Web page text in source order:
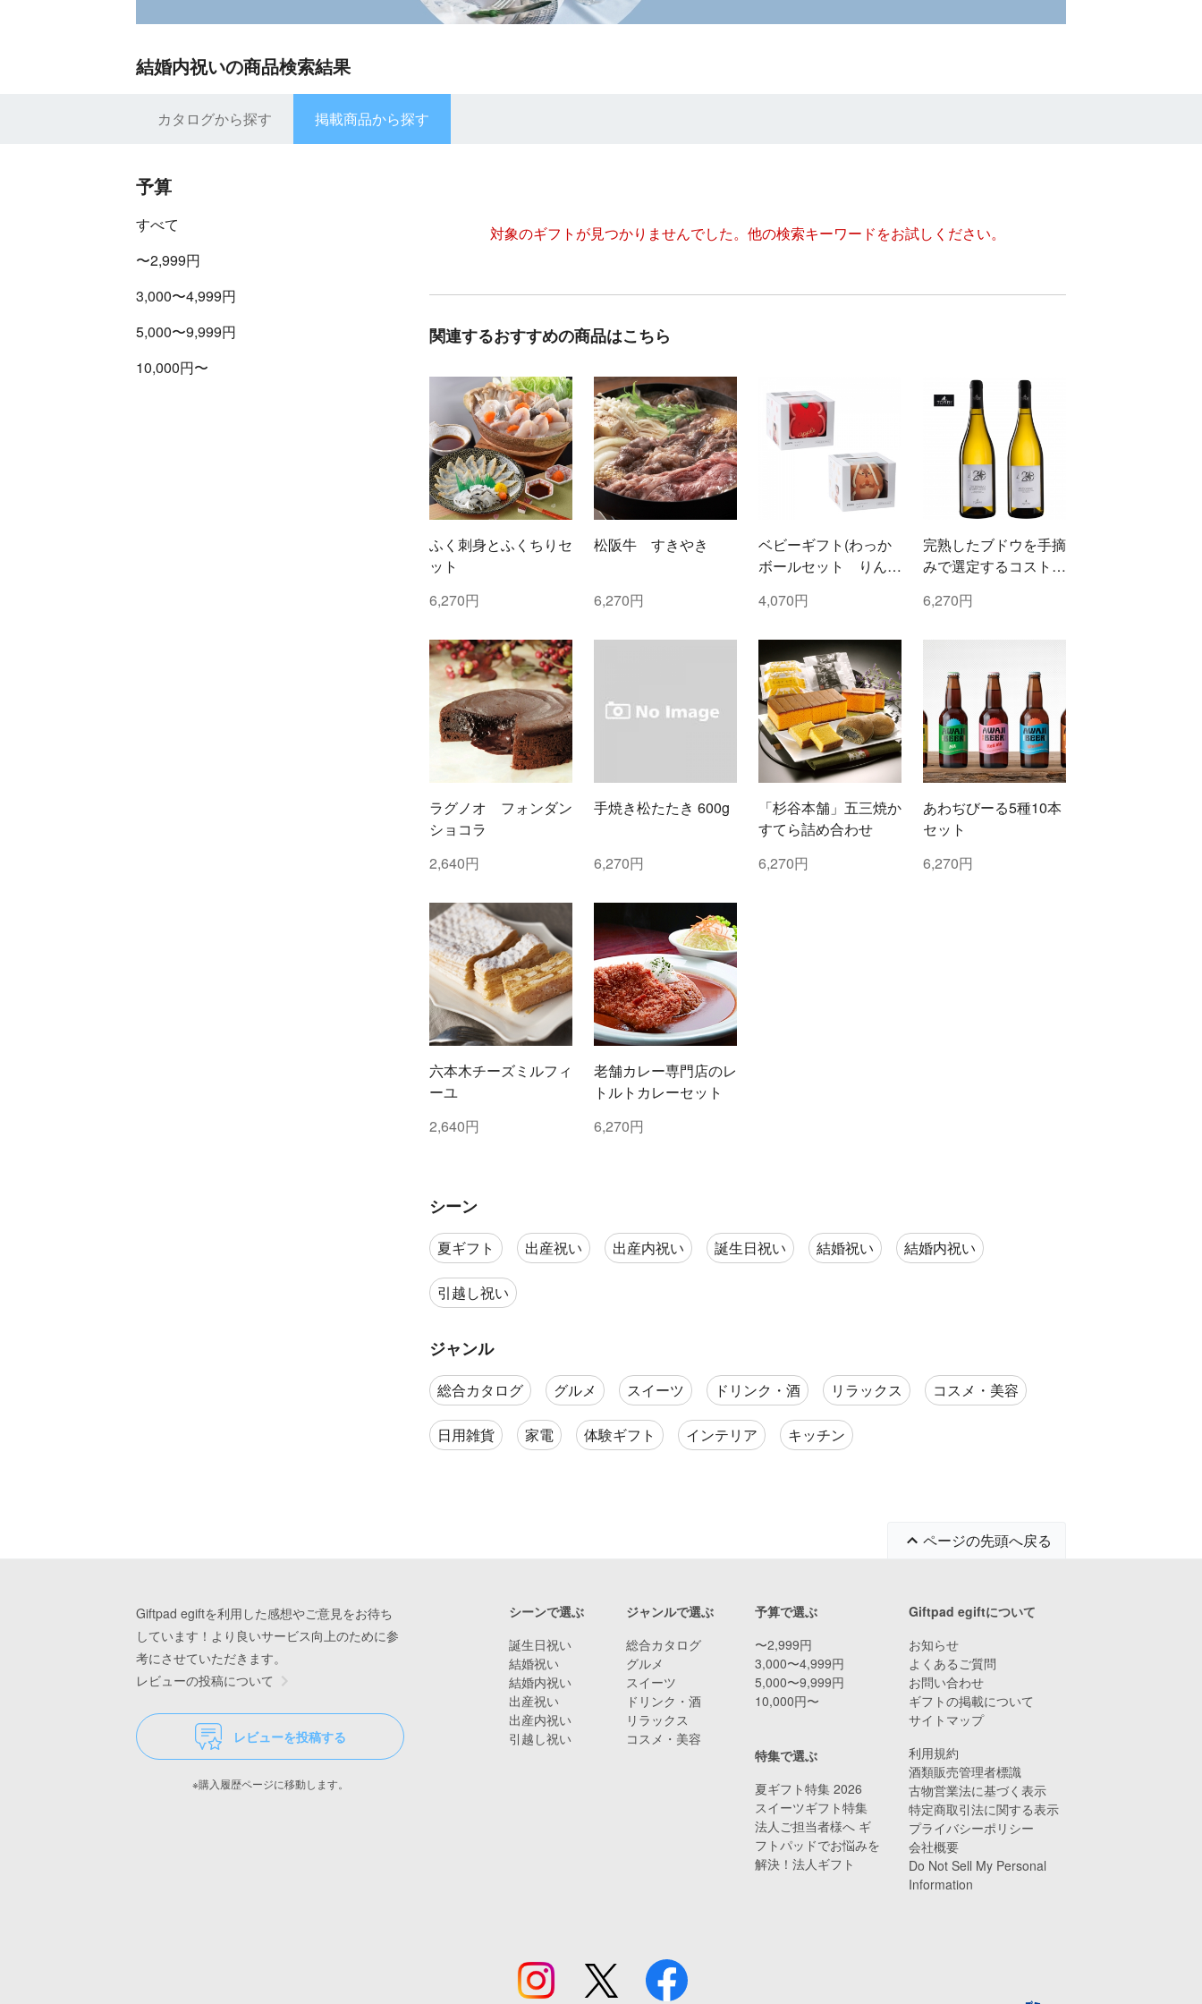
結婚内祝いの商品検索結果
カタログから探す 掲載商品から探す
予算
すべて
〜2,999円
3,000〜4,999円
5,000〜9,999円
10,000円〜
対象のギフトが見つかりませんでした。 他の検索キーワードをお試しください。
関連するおすすめの商品はこちら
ふく刺身とふくちりセ
ット
6,270円
松阪牛 すきやき
6,270円
ベビーギフト(わっか
ボールセット りん
4,070円
完熟したブドウを手摘
みで選定するコストと
2本セット！ トッリ
コッリ・アプルティー
ニ 420 ぺコリーノ
6,270円
ラグノオ フォンダン
ショコラ
2,640円
手焼き松たたき 600g
6,270円
「杉谷本舗」五三焼か
すてら詰め合わせ
6,270円
あわぢびーる5種10本
セット
6,270円
六本木チーズミルフィ
ーユ
2,640円
老舗カレー専門店のレ
トルトカレーセット
6,270円
シーン
夏ギフト 出産祝い 出産内祝い 誕生日祝い 結婚祝い 結婚内祝い
引越し祝い
ジャンル
総合カタログ グルメ スイーツ ドリンク・酒 リラックス コスメ・美容
日用雑貨 家電 体験ギフト インテリア キッチン
ページの先頭へ戻る
Giftpad egiftを利用した感想やご意見をお待ち
しています！より良いサービス向上のために参
考にさせていただきます。
レビューの投稿について
レビューを投稿する
※購入履歴ページに移動します。
シーンで選ぶ
誕生日祝い
結婚祝い
結婚内祝い
出産祝い
出産内祝い
引越し祝い
予算で選ぶ
〜2,999円
3,000〜4,999円
5,000〜9,999円
10,000円〜
ジャンルで選ぶ
総合カタログ
グルメ
スイーツ
ドリンク・酒
リラックス
コスメ・美容
特集で選ぶ
夏ギフト特集 2026
スイーツギフト特集
法人ご担当者様へ ギ
フトパッドでお悩みを
解決！法人ギフト
Giftpad egiftについて
お知らせ
よくあるご質問
お問い合わせ
ギフトの掲載について
サイトマップ
利用規約
酒類販売管理者標識
古物営業法に基づく表示
特定商取引法に関する表示
プライバシーポリシー
会社概要
Do Not Sell My Personal
Information